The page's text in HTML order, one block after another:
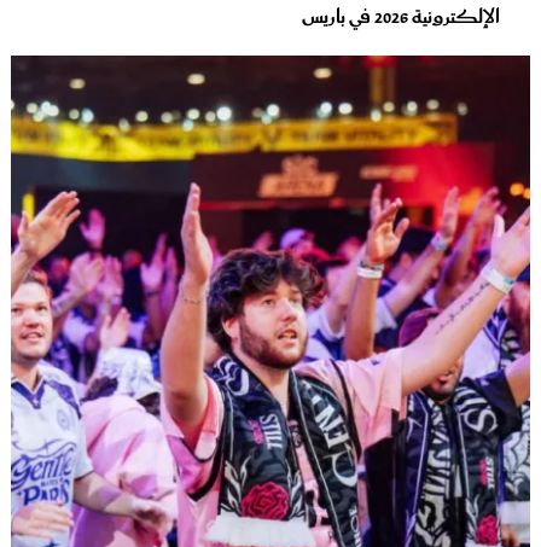
الإلكترونية 2026 في باريس